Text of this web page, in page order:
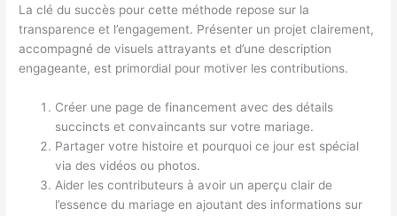
La clé du succès pour cette méthode repose sur la
transparence et l’engagement. Présenter un projet clairement,
accompagné de visuels attrayants et d’une description
engageante, est primordial pour motiver les contributions.
Créer une page de financement avec des détails
succincts et convaincants sur votre mariage.
Partager votre histoire et pourquoi ce jour est spécial
via des vidéos ou photos.
Aider les contributeurs à avoir un aperçu clair de
l’essence du mariage en ajoutant des informations sur